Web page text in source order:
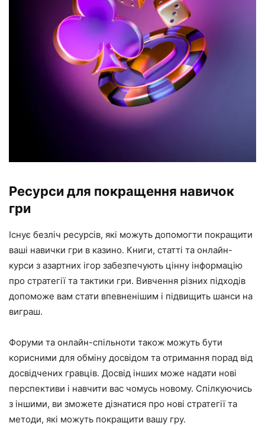
Ресурси для покращення навичок
гри
Існує безліч ресурсів, які можуть допомогти покращити
ваші навички гри в казино. Книги, статті та онлайн-
курси з азартних ігор забезпечують цінну інформацію
про стратегії та тактики гри. Вивчення різних підходів
допоможе вам стати впевненішим і підвищить шанси на
виграш.
Форуми та онлайн-спільноти також можуть бути
корисними для обміну досвідом та отримання порад від
досвідчених гравців. Досвід інших може надати нові
перспективи і навчити вас чомусь новому. Спілкуючись
з іншими, ви зможете дізнатися про нові стратегії та
методи, які можуть покращити вашу гру.